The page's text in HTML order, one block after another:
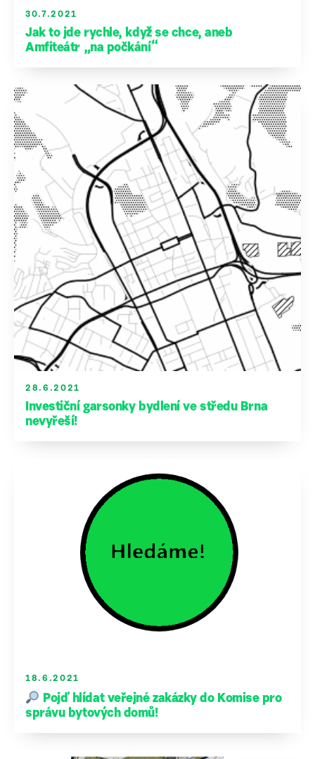
30.7.2021
Jak to jde rychle, když se chce, aneb
Amfiteátr „na počkání“
28.6.2021
Investiční garsonky bydlení ve středu Brna
nevyřeší!
18.6.2021
Pojď hlídat veřejné zakázky do Komise pro
správu bytových domů!